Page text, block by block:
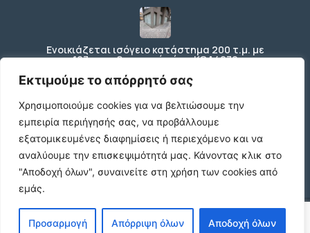
Εκτιμούμε το απόρρητό σας
Χρησιμοποιούμε cookies για να βελτιώσουμε την
εμπειρία περιήγησής σας, να προβάλλουμε
εξατομικευμένες διαφημίσεις ή περιεχόμενο και να
αναλύουμε την επισκεψιμότητά μας. Κάνοντας κλικ στο
"Αποδοχή όλων", συναινείτε στη χρήση των cookies από
εμάς.
Προσαρμογή Απόρριψη όλων Αποδοχή όλων
Ενοικιάζεται ισόγειο κατάστημα 200 τ.μ. με
197 τ.μ. εξωτερικό χώρο ΚΩΔ4270
€3.000 /μήνα
Κωδικός: 2347738 , Βούλα , 667 τ.μ., €1400000
€1.400.000
© 2026 agx.gr. All rights reserved.